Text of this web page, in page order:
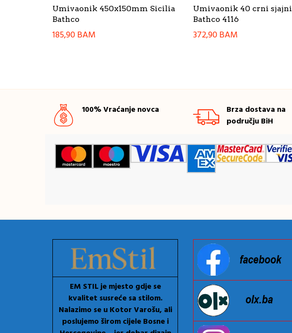
Umivaonik 450x150mm Sicilia
Bathco
185,90BAM
Umivaonik 40 crni sjajni
Bathco 4116
372,90BAM
100% Vraćanje novca
Brza dostava na
području BiH
EM STIL je mjesto gdje se
kvalitet susreće sa stilom.
Nalazimo se u Kotor Varošu, ali
poslujemo širom cijele Bosne i